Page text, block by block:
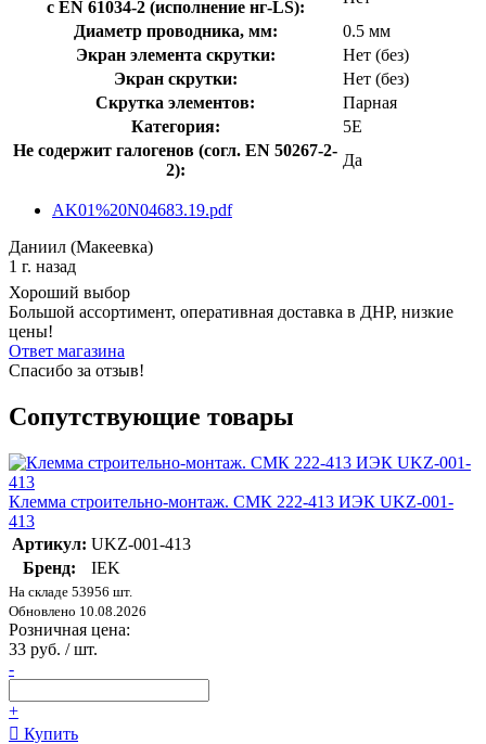
с EN 61034-2 (исполнение нг-LS):
Диаметр проводника, мм:
0.5 мм
Экран элемента скрутки:
Нет (без)
Экран скрутки:
Нет (без)
Скрутка элементов:
Парная
Категория:
5E
Не содержит галогенов (согл. EN 50267-2-
2):
Да
AK01%20N04683.19.pdf
Даниил (Макеевка)
1 г. назад
Хороший выбор
Большой ассортимент, оперативная доставка в ДНР, низкие
цены!
Ответ магазина
Спасибо за отзыв!
Сопутствующие товары
Клемма строительно-монтаж. СМК 222-413 ИЭК UKZ-001-
413
Артикул: UKZ-001-413
Бренд:
IEK
На складе 53956 шт.
Обновлено 10.08.2026
Розничная цена:
33 руб. / шт.
-
+
Купить